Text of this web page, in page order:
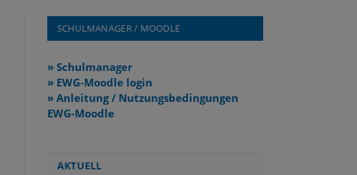
SCHULMANAGER / MOODLE
» Schulmanager
» EWG-Moodle login
» Anleitung / Nutzungsbedingungen
EWG-Moodle
AKTUELL